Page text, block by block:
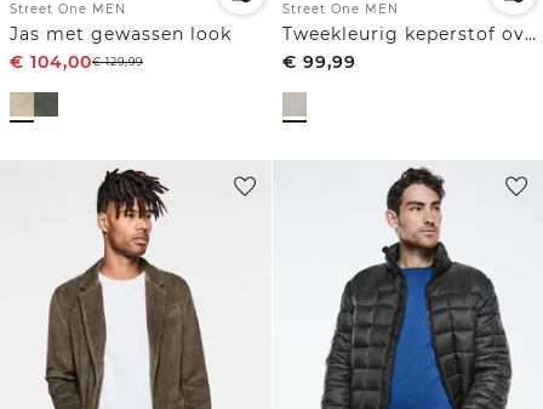
Street One MEN
Jas met gewassen look
€ 104,00€129,99
Street One MEN
Tweekleurig keperstof overshirt
€ 99,99